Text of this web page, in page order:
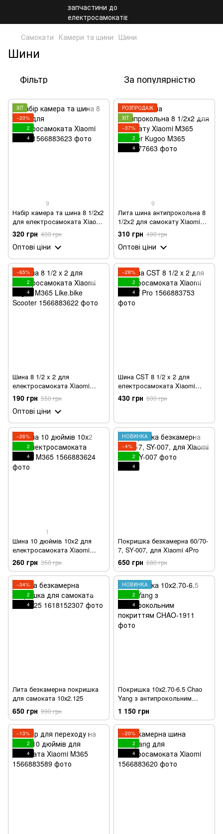
Самокати Камери та шини Шини
Шини
Фільтр За популярністю
ХІТ
−20%
2
4
9
Набір камера та шина 8 1/2х2
для електросамоката Xiaomi
M365
320 грн 400 грн
Оптові ціни
РОЗПРОДАЖ
ХІТ
−37%
2
4
9
Лита шина антипрокольна 8
1/2x2 для самокату Xiaomi
М365 Crosser Kugoo M365
310 грн 490 грн
Оптові ціни
−65%
2
4
Шина 8 1/2 x 2 для
електросамоката Xiaomi
Kugoo M365 Like.bike Scooter
190 грн 550 грн
Оптові ціни
−28%
2
4
Шина CST 8 1/2 x 2 для
електросамоката Xiaomi
M365 / Pro
430 грн 600 грн
−26%
2
4
1
Шина 10 дюймів 10x2 для
електросамоката Xiaomi
M365
260 грн 350 грн
НОВИНКА
−4%
2
4
Покришка безкамерна 60/70-
7, SY-007, для Xiaomi 4Pro
650 грн 680 грн
−34%
2
4
Лита безкамерна покришка
для самоката 10х2.125
650 грн 990 грн
НОВИНКА
2
4
Покришка 10х2.70-6.5 Chao
Yang з антипрокольним
покриттям
1 150 грн
−13%
2
4
−20%
2
4